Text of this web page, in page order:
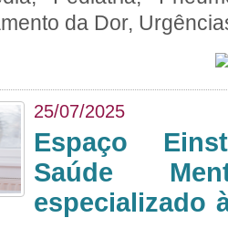
da Dor,
25/07/2025
Espaço
Saúde
especializado